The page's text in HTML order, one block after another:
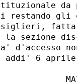
da
restando
fatta
la sezione
d'accesso
addi' 6